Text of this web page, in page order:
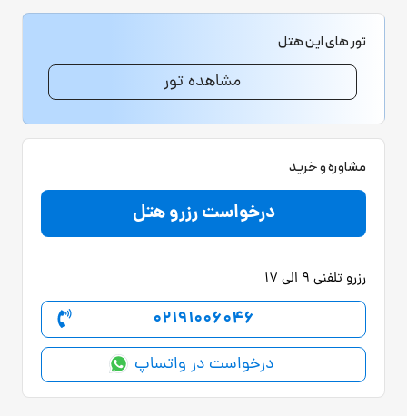
تور های این هتل
مشاهده تور
مشاوره و خرید
درخواست رزرو هتل
رزرو تلفنی 9 الی 17
02191006046
درخواست در واتساپ